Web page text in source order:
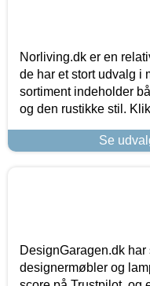
Norliving.dk er en
de har et stort udvalg i
sortiment indeholder
og den rustikke stil.
Se
DesignGaragen.dk
designermøbler og